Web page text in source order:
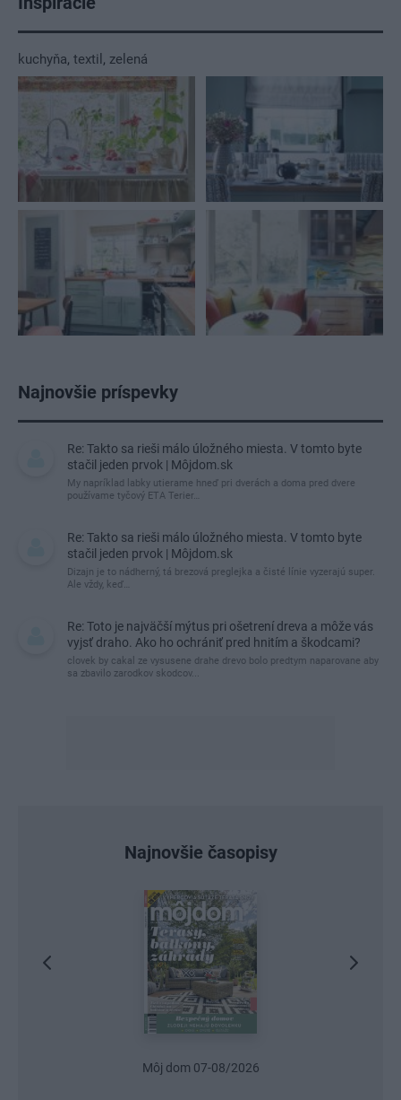
kuchyňa, textil , zelená
Najnovšie príspevky
Re: Takto sa rieši málo úložného miesta. V tomto byte
stačil jeden prvok | Môjdom.sk
My napríklad labky utierame hneď pri dverách a doma pred dvere
používame tyčový ETA Terier…
Re: Takto sa rieši málo úložného miesta. V tomto byte
stačil jeden prvok | Môjdom.sk
Dizajn je to nádherný, tá brezová preglejka a čisté línie vyzerajú super.
Ale vždy, keď…
Re: Toto je najväčší mýtus pri ošetrení dreva a môže vás
vyjsť draho. Ako ho ochrániť pred hnitím a škodcami?
clovek by cakal ze vysusene drahe drevo bolo predtym naparovane aby
sa zbavilo zarodkov skodcov...
Najnovšie časopisy
Môj dom 07-08/2026